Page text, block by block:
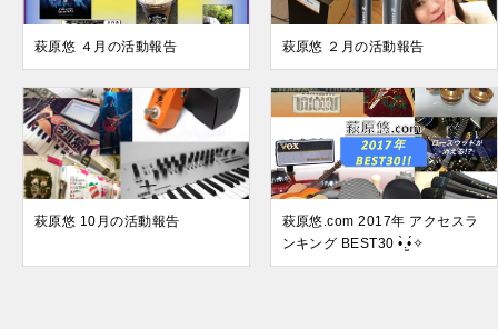
萩原悠 ４月の活動報告 萩原悠 ２月の活動報告
萩原悠 10月の活動報告
萩原悠.com 2017年 アクセスラ
ンキング BEST30 •̀.̫•́✧